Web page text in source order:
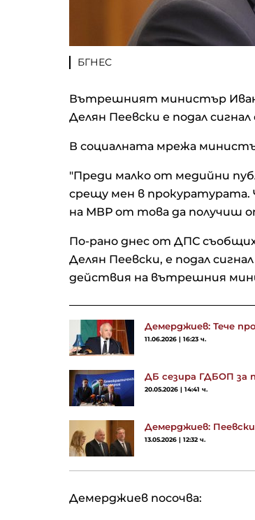
БГНЕС
Вътрешният министър Иван
Делян Пеевски е подал
В социалната мрежа
"Преди малко от медийни
срещу мен в прокуратурата.
на МВР от това да получиш
По-рано днес от ДПС
Делян Пеевски, е подал
действия на вътрешния
Демерджиев: Тече
11.06.2026 | 16:23 ч.
ДБ сезира ГДБОП за
20.05.2026 | 14:41 ч.
Демерджиев:
13.05.2026 | 12:32 ч.
Демерджиев посочва: